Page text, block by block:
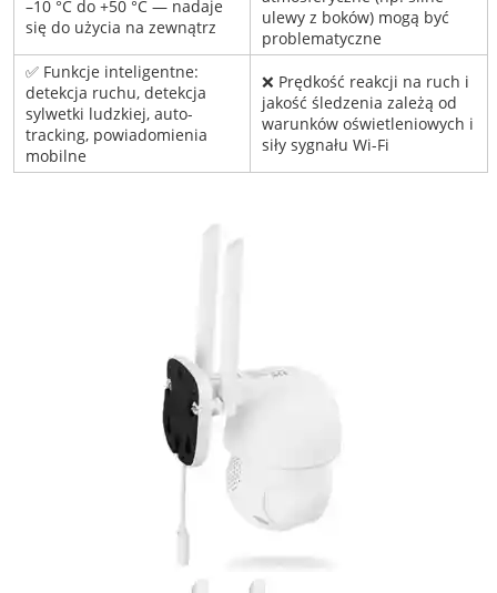
–10 °C do +50 °C — nadaje
się do użycia na zewnątrz
ulewy z boków) mogą być
problematyczne
✅ Funkcje inteligentne:
detekcja ruchu, detekcja
sylwetki ludzkiej, auto-
tracking, powiadomienia
mobilne
❌ Prędkość reakcji na ruch i
jakość śledzenia zależą od
warunków oświetleniowych i
siły sygnału Wi-Fi